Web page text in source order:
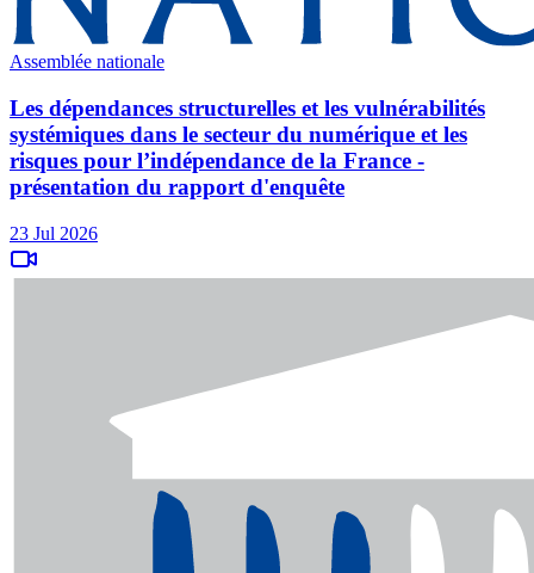
Assemblée nationale
Les dépendances structurelles et les vulnérabilités
systémiques dans le secteur du numérique et les
risques pour l’indépendance de la France -
présentation du rapport d'enquête
23 Jul 2026